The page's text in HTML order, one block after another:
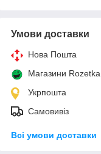
Умови доставки
Нова Пошта
Магазини Rozetka
Укрпошта
Самовивіз
Всі умови доставки